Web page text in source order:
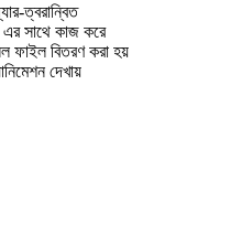
ত্বরান্বিত
সাথে কাজ করে
ফাইল বিতরণ করা হয়
দেখায়